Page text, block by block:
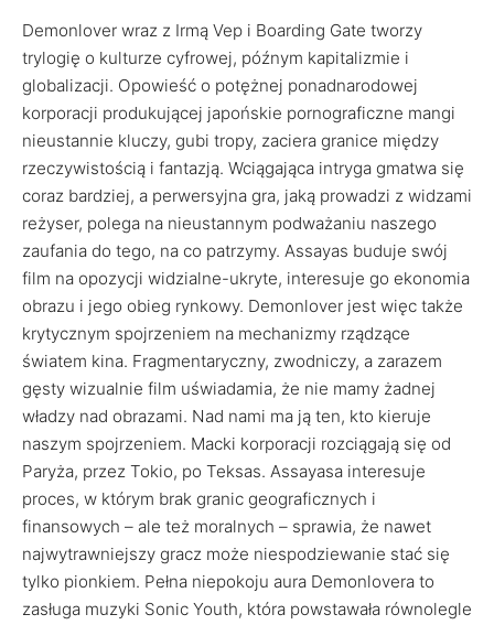
Demonlover wraz z Irmą Vep i Boarding Gate tworzy
trylogię o kulturze cyfrowej, późnym kapitalizmie i
globalizacji. Opowieść o potężnej ponadnarodowej
korporacji produkującej japońskie pornograficzne mangi
nieustannie kluczy, gubi tropy, zaciera granice między
rzeczywistością i fantazją. Wciągająca intryga gmatwa się
coraz bardziej, a perwersyjna gra, jaką prowadzi z widzami
reżyser, polega na nieustannym podważaniu naszego
zaufania do tego, na co patrzymy. Assayas buduje swój
film na opozycji widzialne-ukryte, interesuje go ekonomia
obrazu i jego obieg rynkowy. Demonlover jest więc także
krytycznym spojrzeniem na mechanizmy rządzące
światem kina. Fragmentaryczny, zwodniczy, a zarazem
gęsty wizualnie film uświadamia, że nie mamy żadnej
władzy nad obrazami. Nad nami ma ją ten, kto kieruje
naszym spojrzeniem. Macki korporacji rozciągają się od
Paryża, przez Tokio, po Teksas. Assayasa interesuje
proces, w którym brak granic geograficznych i
finansowych – ale też moralnych – sprawia, że nawet
najwytrawniejszy gracz może niespodziewanie stać się
tylko pionkiem. Pełna niepokoju aura Demonlovera to
zasługa muzyki Sonic Youth, która powstawała równolegle